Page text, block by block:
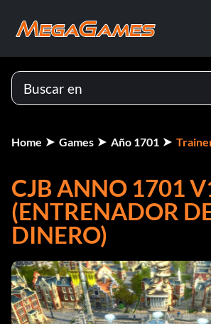
Home Games Año 1701
CJB ANNO 1701
(ENTRENADOR
DINERO)